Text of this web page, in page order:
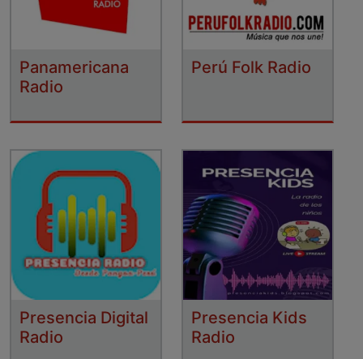
Panamericana
Radio
Perú Folk Radio
Presencia Digital
Radio
Presencia Kids
Radio